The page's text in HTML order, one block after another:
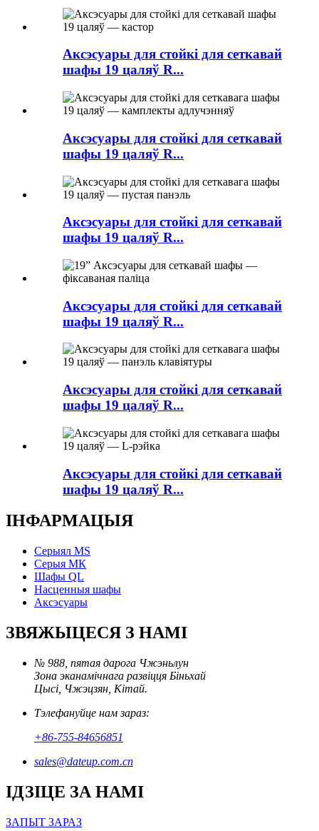
Аксэсуары для стойкі для сеткавай
шафы 19 цаляў R...
Аксэсуары для стойкі для сеткавай
шафы 19 цаляў R...
Аксэсуары для стойкі для сеткавай
шафы 19 цаляў R...
Аксэсуары для стойкі для сеткавай
шафы 19 цаляў R...
Аксэсуары для стойкі для сеткавай
шафы 19 цаляў R...
Аксэсуары для стойкі для сеткавай
шафы 19 цаляў R...
ІНФАРМАЦЫЯ
Серыял MS
Серыя МК
Шафы QL
Насценныя шафы
Аксэсуары
ЗВЯЖЫЦЕСЯ З НАМІ
№ 988, пятая дарога Чжэньлун
Зона эканамічнага развіцця Біньхай
Цысі, Чжэцзян, Кітай.
Тэлефануйце нам зараз:
+86-755-84656851
sales@dateup.com.cn
ІДЗІЦЕ ЗА НАМІ
ЗАПЫТ ЗАРАЗ